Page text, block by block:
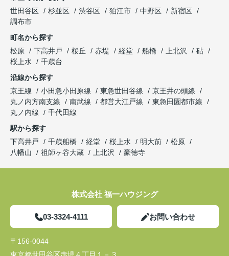
世田谷区
杉並区 渋谷区 狛江市 中野区
新宿区
調布市
町名から探す
松原
下高井戸 桜丘 赤堤 経堂 船橋 上北沢
砧
桜上水
千歳台
沿線から探す
京王線
小田急小田原線 東急世田谷線
京王井の頭線
丸ノ内方南支線
南武線 都営大江戸線
東急田園都市線
丸ノ内線
千代田線
駅から探す
下高井戸
千歳船橋 経堂 桜上水 明大前
松原
八幡山
祖師ヶ谷大蔵 上北沢 豪徳寺
株式会社 福一ハウジング
03-3324-4111 お問い合わせ
〒156-0044